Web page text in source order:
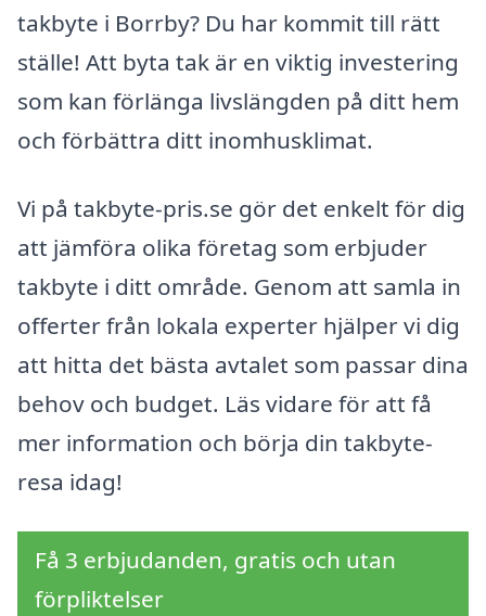
takbyte i Borrby? Du har kommit till rätt
ställe! Att byta tak är en viktig investering
som kan förlänga livslängden på ditt hem
och förbättra ditt inomhusklimat.
Vi på takbyte-pris.se gör det enkelt för dig
att jämföra olika företag som erbjuder
takbyte i ditt område. Genom att samla in
offerter från lokala experter hjälper vi dig
att hitta det bästa avtalet som passar dina
behov och budget. Läs vidare för att få
mer information och börja din takbyte-
resa idag!
Få 3 erbjudanden, gratis och utan
förpliktelser